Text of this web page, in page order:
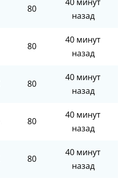
80
назад
80
40 минут
назад
80
40 минут
назад
80
40 минут
назад
80
40 минут
назад